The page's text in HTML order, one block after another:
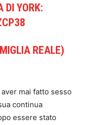
DI YORK:
REALE)
mai fatto sesso
continua
essere stato